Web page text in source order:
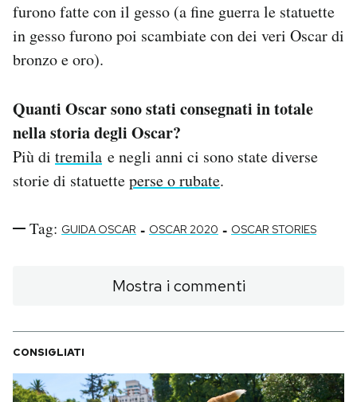
furono fatte con il gesso (a fine guerra le statuette
in gesso furono poi scambiate con dei veri Oscar di
bronzo e oro).
Quanti Oscar sono stati consegnati in totale
nella storia degli Oscar?
Più di tremila e negli anni ci sono state diverse
storie di statuetteperse o rubate.
Tag: GUIDA OSCAR - OSCAR 2020 - OSCAR STORIES
Mostra i commenti
CONSIGLIATI